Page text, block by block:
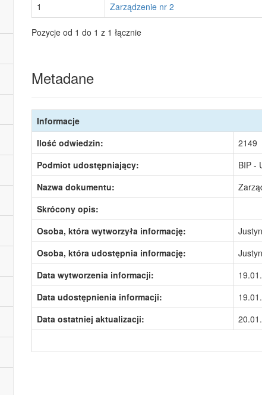
1
Zarządzenie nr 2
Pozycje od 1 do 1 z 1 łącznie
Metadane
Informacje
Ilość odwiedzin:
2149
Podmiot udostępniający:
BIP -
Nazwa dokumentu:
Skrócony opis:
Osoba, która wytworzyła informację:
Osoba, która udostępnia informację:
Data wytworzenia informacji:
Data udostępnienia informacji:
Data ostatniej aktualizacji: